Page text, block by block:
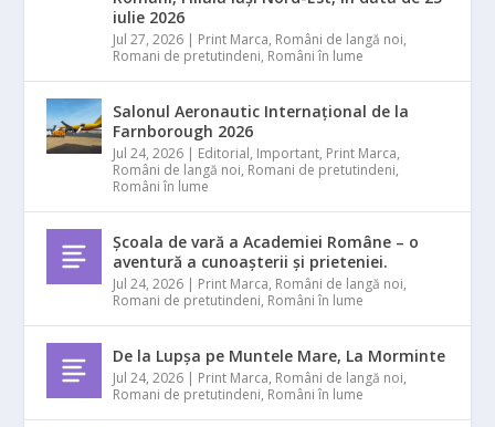
iulie 2026
Jul 27, 2026 | Print Marca, Români de langă noi,
Romani de pretutindeni, Români în lume
Salonul Aeronautic Internațional de la
Farnborough 2026
Jul 24, 2026 | Editorial, Important, Print Marca,
Români de langă noi, Romani de pretutindeni,
Români în lume
Școala de vară a Academiei Române – o
aventură a cunoașterii și prieteniei.
Jul 24, 2026 | Print Marca, Români de langă noi,
Romani de pretutindeni, Români în lume
De la Lupșa pe Muntele Mare, La Morminte
Jul 24, 2026 | Print Marca, Români de langă noi,
Romani de pretutindeni, Români în lume